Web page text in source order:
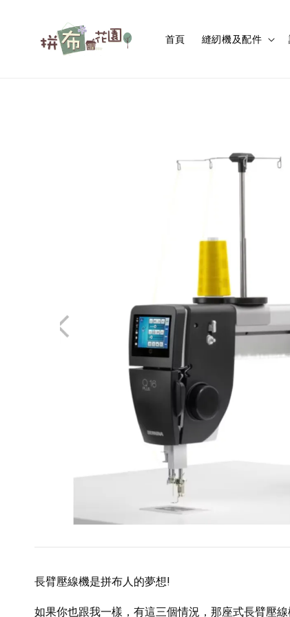
首頁 縫紉機及配件
長臂壓線機是拼布人的夢想!
如果你也跟我一樣，有這三個情況，那座式長臂壓